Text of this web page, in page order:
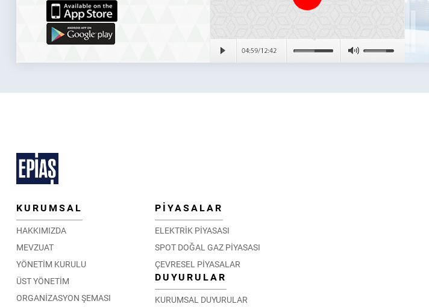
KURUMSAL
HAKKIMIZDA
MEVZUAT
YÖNETİM KURULU
ÜST YÖNETİM
ORGANİZASYON ŞEMASI
PİYASALAR
ELEKTRİK PİYASASI
SPOT DOĞAL GAZ PİYASASI
ÇEVRESEL PİYASALAR
DUYURULAR
KURUMSAL DUYURULAR